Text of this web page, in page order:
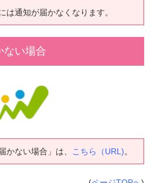
は通知が届かなくなります。
ない場合
かない場合」は、 こちら（URL)。